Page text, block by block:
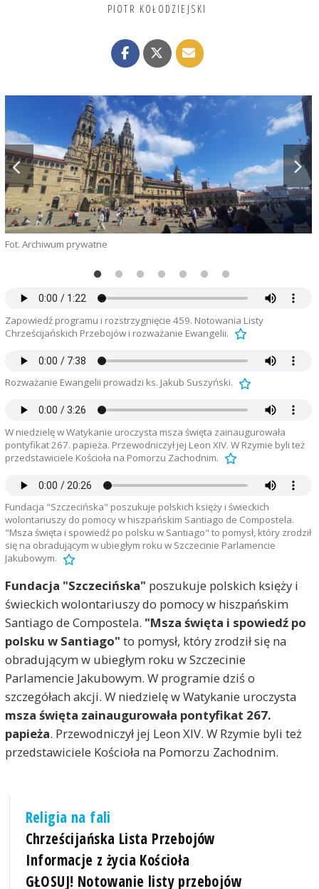
PIOTR KOŁODZIEJSKI
Fot. Archiwum prywatne
Zapowiedź programu i rozstrzygnięcie 459. Notowania Listy
Chrześcijańskich Przebojów i rozważanie Ewangelii.
Rozważanie Ewangelii prowadzi ks. Jakub Suszyński.
W niedzielę w Watykanie uroczysta msza święta zainaugurowała
pontyfikat 267. papieża. Przewodniczył jej Leon XIV. W Rzymie byli też
przedstawiciele Kościoła na Pomorzu Zachodnim.
Fundacja "Szczecińska" poszukuje polskich księży i świeckich
wolontariuszy do pomocy w hiszpańskim Santiago de Compostela.
"Msza święta i spowiedź po polsku w Santiago" to pomysł, który zrodził
się na obradującym w ubiegłym roku w Szczecinie Parlamencie
Jakubowym.
Fundacja "Szczecińska" poszukuje polskich księży i
świeckich wolontariuszy do pomocy w hiszpańskim
Santiago de Compostela. "Msza święta i spowiedź po
polsku w Santiago" to pomysł, który zrodził się na
obradującym w ubiegłym roku w Szczecinie
Parlamencie Jakubowym. W programie dziś o
szczegółach akcji. W niedzielę w Watykanie uroczysta
msza święta zainaugurowała pontyfikat 267.
papieża. Przewodniczył jej Leon XIV. W Rzymie byli też
przedstawiciele Kościoła na Pomorzu Zachodnim.
Religia na fali
Chrześcijańska Lista Przebojów
Informacje z życia Kościoła
GŁOSUJ! Notowanie listy przebojów